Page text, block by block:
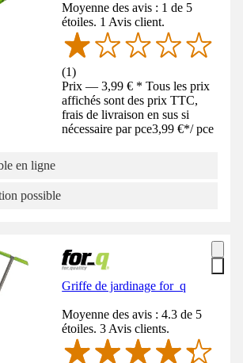
Moyenne des avis : 1 de 5
étoiles. 1 Avis client.
(1)
Prix — 3,99 € * Tous les prix
affichés sont des prix TTC,
frais de livraison en sus si
nécessaire par pce3,99 €*/ pce
en ligne
possible
Griffe de jardinage for_q
Moyenne des avis : 4.3 de 5
étoiles. 3 Avis clients.